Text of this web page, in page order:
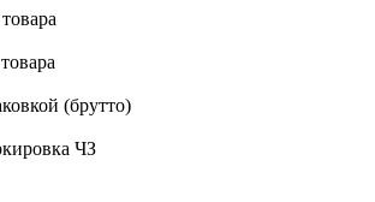
(брутто)
ЧЗ